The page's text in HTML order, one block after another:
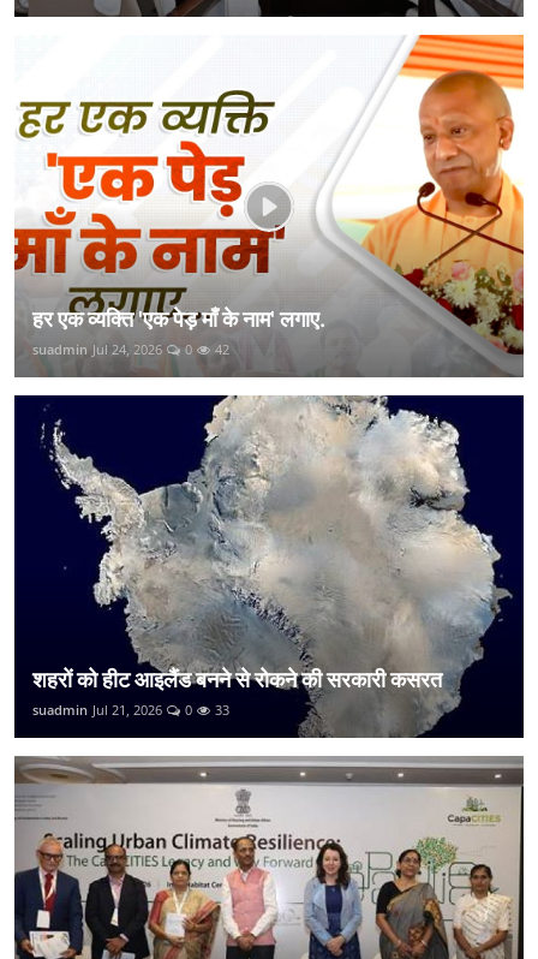
हर एक व्यक्ति 'एक पेड़ माँ के नाम' लगाए.
suadmin Jul 24, 2026 0 42
शहरों को हीट आइलैंड बनने से रोकने की सरकारी कसरत
suadmin Jul 21, 2026 0 33